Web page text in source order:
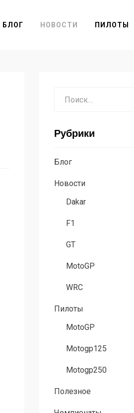
БЛОГ НОВОСТИ ПИЛОТЫ
Рубрики
Блог
Новости
Dakar
F1
GT
MotoGP
WRC
Пилоты
MotoGP
Motogp125
Motogp250
Полезное